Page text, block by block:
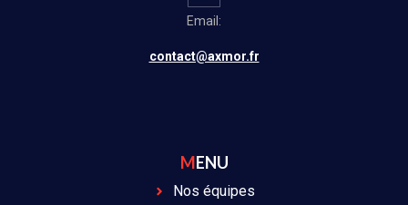
Email:
contact@axmor.fr
MENU
Nos équipes